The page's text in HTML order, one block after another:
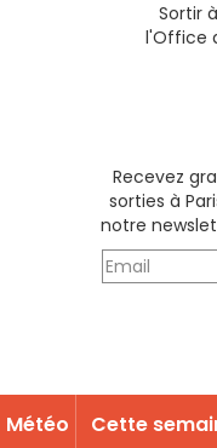
Sortir
l'Office
Recevez
sorties à
notre
Météo Cette